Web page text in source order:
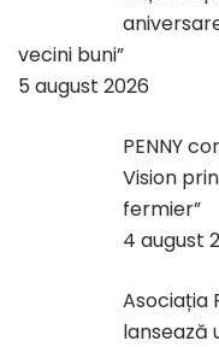
vecini buni”
5 august 2026
PENNY
Vision
fermier”
4 august
Asociația
lansează